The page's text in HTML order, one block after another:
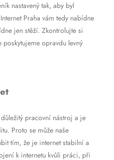
nastavený tak, aby byl
Praha vám tedy nabídne
jen stěží. Zkontrolujte si
opravdu levný
pracovní nástroj a je
Proto se může naše
tím, že je internet stabilní a
k internetu kvůli práci, při